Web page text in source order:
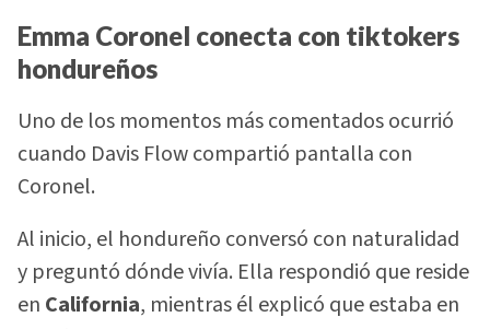
Emma Coronel conecta con tiktokers
hondureños
Uno de los momentos más comentados ocurrió
cuando Davis Flow compartió pantalla con
Coronel.
Al inicio, el hondureño conversó con naturalidad
y preguntó dónde vivía. Ella respondió que reside
en California, mientras él explicó que estaba en